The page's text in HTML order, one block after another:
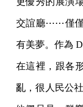
交誼廳⋯⋯僅僅
有美夢。作為
在這裡，跟各
亂，很人民公